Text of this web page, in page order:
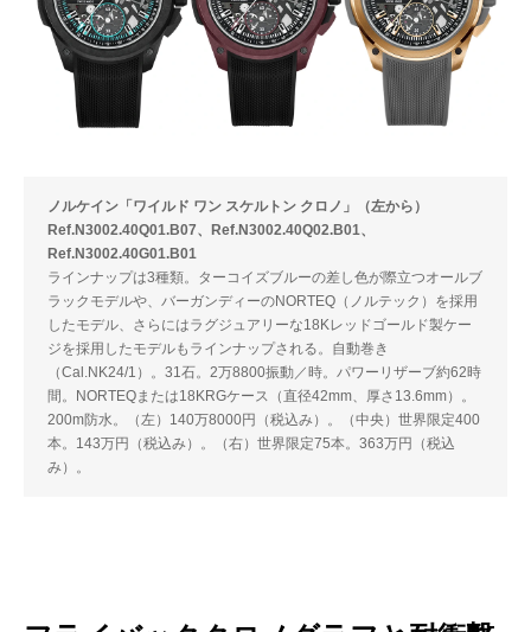
ノルケイン「ワイルド ワン スケルトン クロノ」（左から）
Ref.N3002.40Q01.B07、Ref.N3002.40Q02.B01、
Ref.N3002.40G01.B01
ラインナップは3種類。ターコイズブルーの差し色が際立つオールブ
ラックモデルや、バーガンディーのNORTEQ（ノルテック）を採用
したモデル、さらにはラグジュアリーな18Kレッドゴールド製ケー
ジを採用したモデルもラインナップされる。自動巻き
（Cal.NK24/1）。31石。2万8800振動／時。パワーリザーブ約62時
間。NORTEQまたは18KRGケース（直径42mm、厚さ13.6mm）。
200m防水。（左）140万8000円（税込み）。（中央）世界限定400
本。143万円（税込み）。（右）世界限定75本。363万円（税込
み）。